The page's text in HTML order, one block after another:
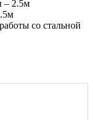
– 2.5м
со стальной